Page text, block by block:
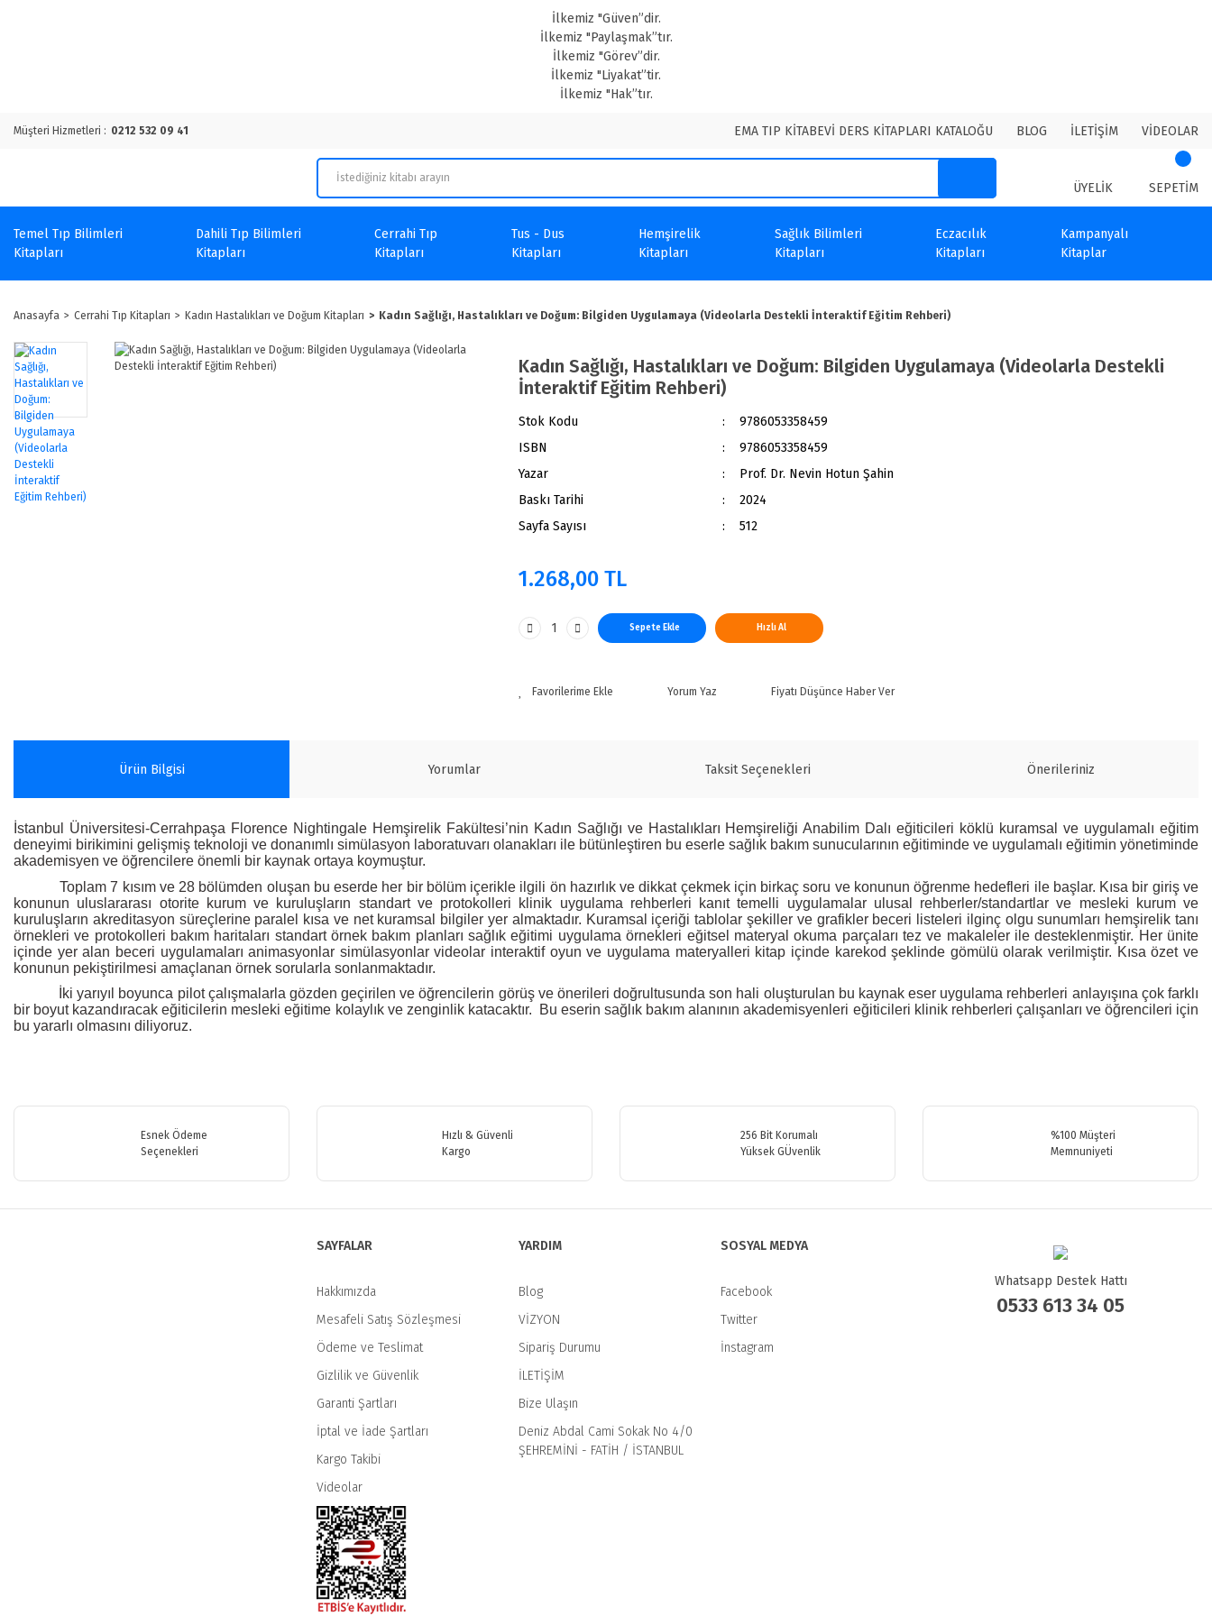
İlkemiz "Güven”dir.
İlkemiz "Paylaşmak”tır.
İlkemiz "Görev”dir.
İlkemiz "Liyakat”tir.
İlkemiz "Hak”tır.
Müşteri Hizmetleri : 0212 532 09 41 EMA TIP KİTABEVİ DERS KİTAPLARI KATALOĞU BLOG İLETİŞİM VİDEOLAR
ÜYELİK SEPETİM
Temel Tıp Bilimleri
Kitapları
Dahili Tıp Bilimleri
Kitapları
Cerrahi Tıp
Kitapları
Tus - Dus
Kitapları
Hemşirelik
Kitapları
Sağlık Bilimleri
Kitapları
Eczacılık
Kitapları
Kampanyalı
Kitaplar
Anasayfa Cerrahi Tıp Kitapları Kadın Hastalıkları ve Doğum Kitapları Kadın Sağlığı, Hastalıkları ve Doğum: Bilgiden Uygulamaya (Videolarla Destekli İnteraktif Eğitim Rehberi)
Kadın Sağlığı, Hastalıkları ve Doğum: Bilgiden Uygulamaya (Videolarla Destekli
İnteraktif Eğitim Rehberi)
Stok Kodu
9786053358459
ISBN
9786053358459
Yazar
Prof. Dr. Nevin Hotun Şahin
Baskı Tarihi
2024
Sayfa Sayısı
512
1.268,00 TL
Sepete Ekle Hızlı Al
Yorum Yaz Fiyatı Düşünce Haber Ver
Ürün Bilgisi Yorumlar Taksit Seçenekleri Önerileriniz
İstanbul Üniversitesi-Cerrahpaşa Florence Nightingale Hemşirelik Fakültesi’nin Kadın Sağlığı ve Hastalıkları Hemşireliği Anabilim Dalı eğiticileri köklü kuramsal ve uygulamalı eğitim
deneyimi birikimini gelişmiş teknoloji ve donanımlı simülasyon laboratuvarı olanakları ile bütünleştiren bu eserle sağlık bakım sunucularının eğitiminde ve uygulamalı eğitimin yönetiminde
akademisyen ve öğrencilere önemli bir kaynak ortaya koymuştur.
Toplam 7 kısım ve 28 bölümden oluşan bu eserde her bir bölüm içerikle ilgili ön hazırlık ve dikkat çekmek için birkaç soru ve konunun öğrenme hedefleri ile başlar. Kısa bir giriş ve
konunun uluslararası otorite kurum ve kuruluşların standart ve protokolleri klinik uygulama rehberleri kanıt temelli uygulamalar ulusal rehberler/standartlar ve mesleki kurum ve
kuruluşların akreditasyon süreçlerine paralel kısa ve net kuramsal bilgiler yer almaktadır. Kuramsal içeriği tablolar şekiller ve grafikler beceri listeleri ilginç olgu sunumları hemşirelik tanı
örnekleri ve protokolleri bakım haritaları standart örnek bakım planları sağlık eğitimi uygulama örnekleri eğitsel materyal okuma parçaları tez ve makaleler ile desteklenmiştir. Her ünite
içinde yer alan beceri uygulamaları animasyonlar simülasyonlar videolar interaktif oyun ve uygulama materyalleri kitap içinde karekod şeklinde gömülü olarak verilmiştir. Kısa özet ve
konunun pekiştirilmesi amaçlanan örnek sorularla sonlanmaktadır.
İki yarıyıl boyunca pilot çalışmalarla gözden geçirilen ve öğrencilerin görüş ve önerileri doğrultusunda son hali oluşturulan bu kaynak eser uygulama rehberleri anlayışına çok farklı
bir boyut kazandıracak eğiticilerin mesleki eğitime kolaylık ve zenginlik katacaktır.
Bu eserin sağlık bakım alanının akademisyenleri eğiticileri klinik rehberleri çalışanları ve öğrencileri için
bu yararlı olmasını diliyoruz.
Bu ürüne ilk yorumu siz yapın!
Ürün resmi kalitesiz, bozuk veya görüntülenemiyor.
Esnek Ödeme
Seçenekleri
Hızlı & Güvenli
Kargo
256 Bit Korumalı
Yüksek GÜvenlik
%100 Müşteri
Memnuniyeti
SAYFALAR
Hakkımızda
Mesafeli Satış Sözleşmesi
Ödeme ve Teslimat
Gizlilik ve Güvenlik
Garanti Şartları
İptal ve İade Şartları
Kargo Takibi
Videolar
YARDIM
Blog
VİZYON
Sipariş Durumu
İLETİŞİM
Bize Ulaşın
Deniz Abdal Cami Sokak No 4/0
ŞEHREMİNİ - FATİH / İSTANBUL
SOSYAL MEDYA
Facebook
Twitter
İnstagram
Whatsapp Destek Hattı
0533 613 34 05